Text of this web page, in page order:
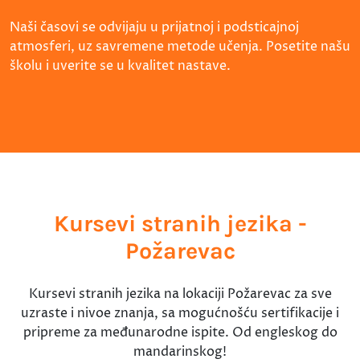
Naši časovi se odvijaju u prijatnoj i podsticajnoj
atmosferi, uz savremene metode učenja. Posetite našu
školu i uverite se u kvalitet nastave.
Kursevi stranih jezika -
Požarevac
Kursevi stranih jezika na lokaciji Požarevac za sve
uzraste i nivoe znanja, sa mogućnošću sertifikacije i
pripreme za međunarodne ispite. Od engleskog do
mandarinskog!